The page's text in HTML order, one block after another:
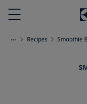
Menu
Recipes Smoothie